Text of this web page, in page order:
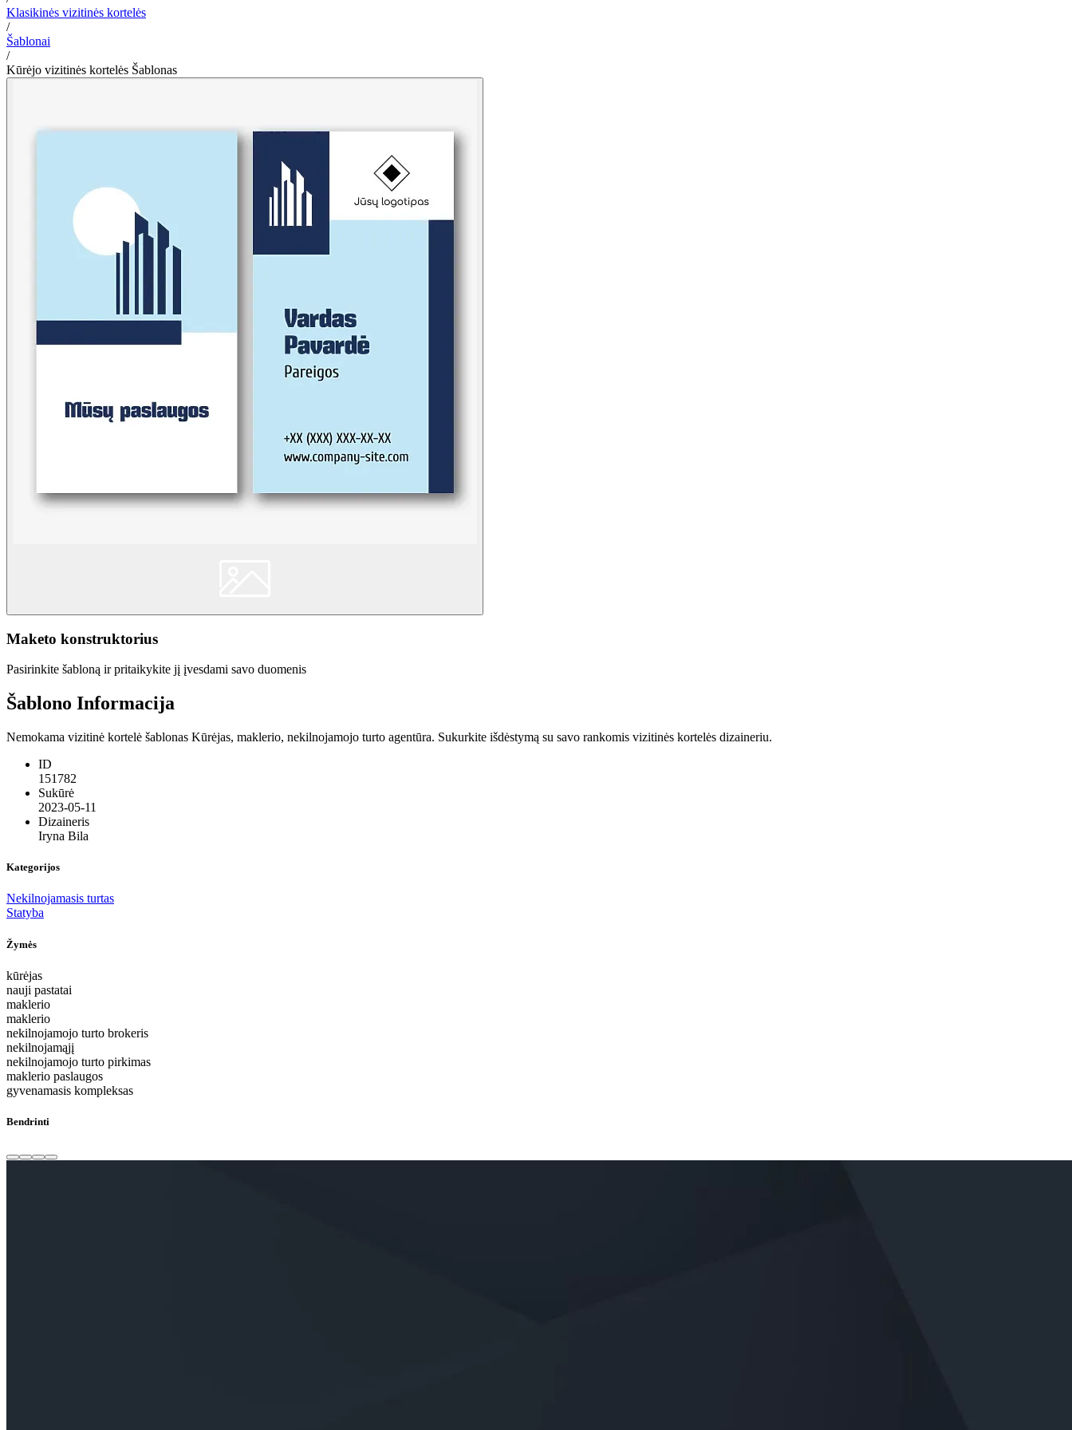
Klasikinės vizitinės kortelės
/
Šablonai
/
Kūrėjo vizitinės kortelės Šablonas
Maketo konstruktorius
Pasirinkite šabloną ir pritaikykite jį įvesdami savo duomenis
Šablono Informacija
Nemokama vizitinė kortelė šablonas Kūrėjas, maklerio, nekilnojamojo turto agentūra. Sukurkite išdėstymą su savo rankomis vizitinės kortelės dizaineriu.
ID
151782
Sukūrė
2023-05-11
Dizaineris
Iryna Bila
Kategorijos
Nekilnojamasis turtas
Statyba
Žymės
kūrėjas
nauji pastatai
maklerio
maklerio
nekilnojamojo turto brokeris
nekilnojamąjį
nekilnojamojo turto pirkimas
maklerio paslaugos
gyvenamasis kompleksas
Bendrinti